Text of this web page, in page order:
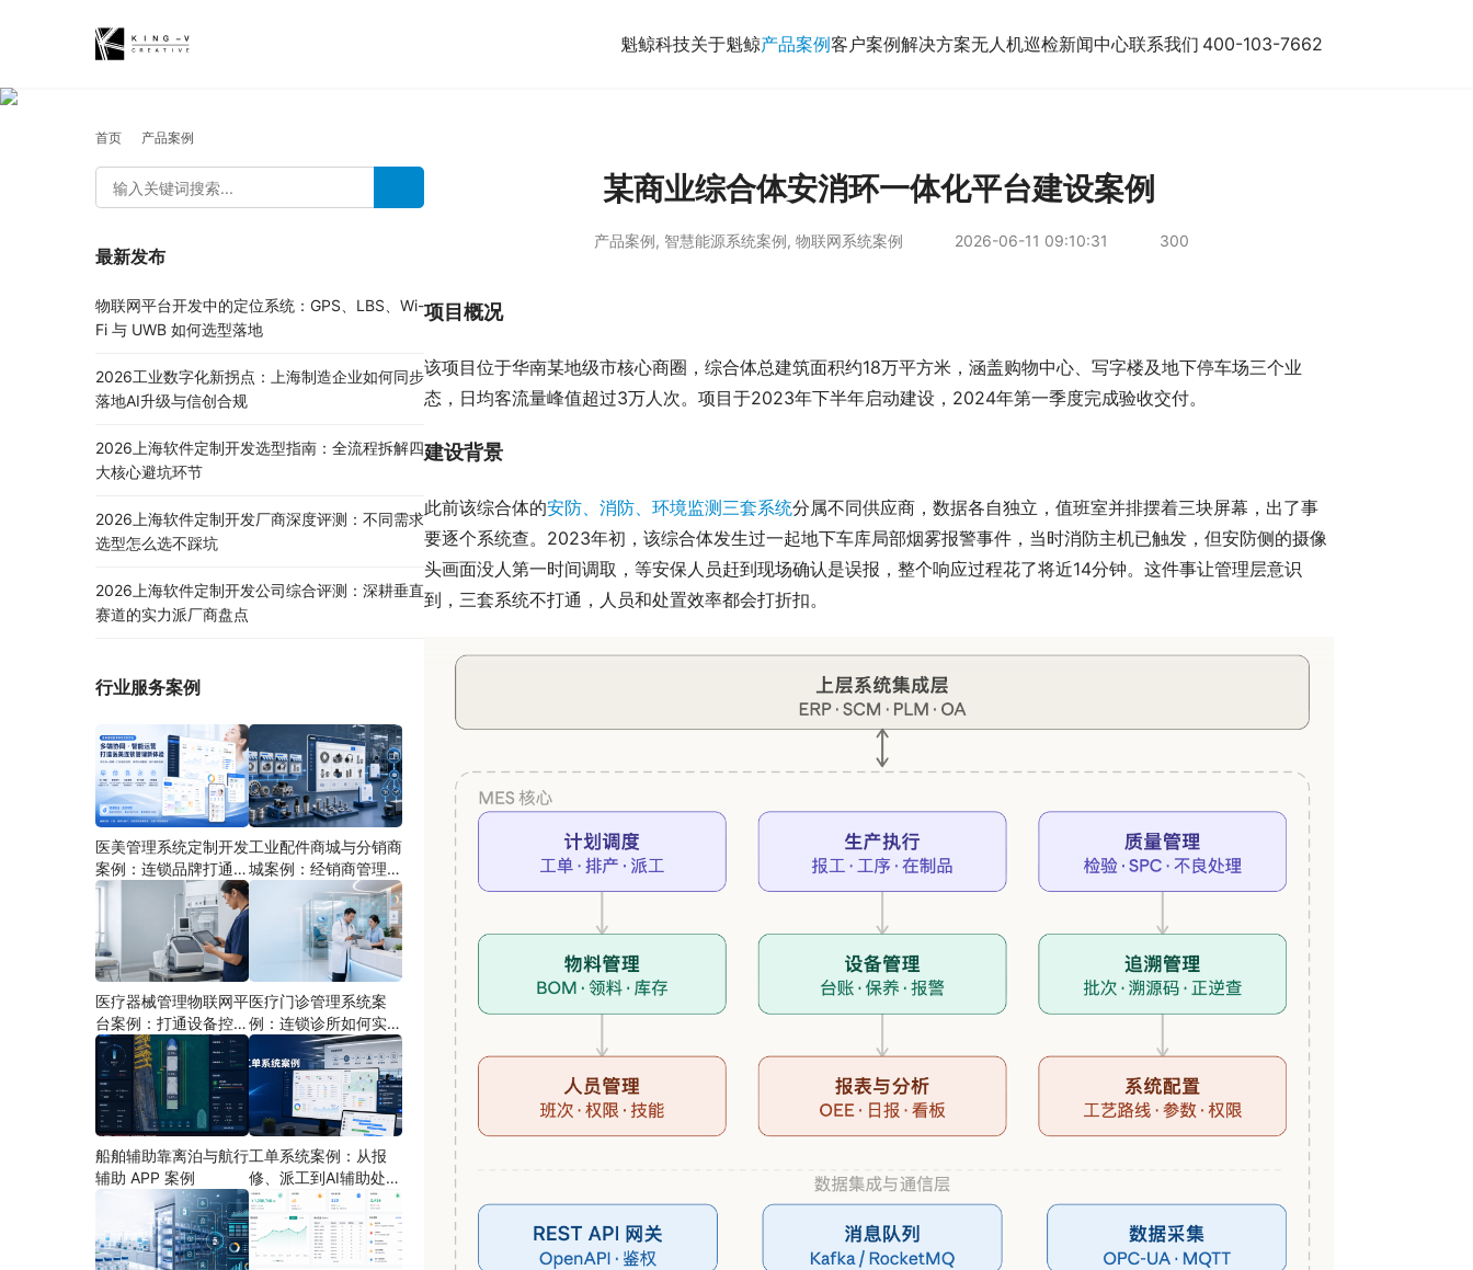
魁鲸科技关于魁鲸产品案例客户案例解决方案无人机巡检新闻中心联系我们 400-103-7662
首页 产品案例
某商业综合体安消环一体化平台建设案例
产品案例, 智慧能源系统案例, 物联网系统案例 2026-06-11 09:10:31 300
项目概况
该项目位于华南某地级市核心商圈，综合体总建筑面积约18万平方米，涵盖购物中心、写字楼及地下停车场三个业
态，日均客流量峰值超过3万人次。项目于2023年下半年启动建设，2024年第一季度完成验收交付。
建设背景
此前该综合体的安防、消防、环境监测三套系统分属不同供应商，数据各自独立，值班室并排摆着三块屏幕，出了事
要逐个系统查。2023年初，该综合体发生过一起地下车库局部烟雾报警事件，当时消防主机已触发，但安防侧的摄像
头画面没人第一时间调取，等安保人员赶到现场确认是误报，整个响应过程花了将近14分钟。这件事让管理层意识
到，三套系统不打通，人员和处置效率都会打折扣。
最新发布
物联网平台开发中的定位系统：GPS、LBS、Wi-
Fi 与 UWB 如何选型落地
2026工业数字化新拐点：上海制造企业如何同步
落地AI升级与信创合规
2026上海软件定制开发选型指南：全流程拆解四
大核心避坑环节
2026上海软件定制开发厂商深度评测：不同需求
选型怎么选不踩坑
2026上海软件定制开发公司综合评测：深耕垂直
赛道的实力派厂商盘点
行业服务案例
医美管理系统定制开发
案例：连锁品牌打通多
端协同
工业配件商城与分销商
城案例：经销商管理系
统如何分期建设
医疗器械管理物联网平
台案例：打通设备控
制、状态采集与远程运
维
医疗门诊管理系统案
例：连锁诊所如何实现
多门店协同运营
船舶辅助靠离泊与航行
辅助 APP 案例
工单系统案例：从报
修、派工到AI辅助处理
的定制开发方案